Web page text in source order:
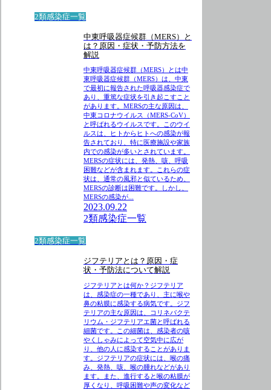
2類感染症一覧
中東呼吸器症候群（MERS）と
は？原因・症状・予防方法を
解説
中東呼吸器症候群（MERS）とは中
東呼吸器症候群（MERS）は、中東
で最初に報告された呼吸器感染症で
あり、重篤な症状を引き起こすこと
があります。MERSの主な原因は、
中東コロナウイルス（MERS-CoV）
と呼ばれるウイルスです。このウイ
ルスは、ヒトからヒトへの感染が報
告されており、特に医療施設や家族
内での感染が多いとされています。
MERSの症状には、発熱、咳、呼吸
困難などが含まれます。これらの症
状は、通常の風邪と似ているため、
MERSの診断は困難です。しかし、
MERSの感染が...
2023.09.22
2類感染症一覧
2類感染症一覧
ジフテリアとは？原因・症
状・予防法について解説
ジフテリアとは何か？ジフテリア
は、感染症の一種であり、主に喉や
鼻の粘膜に感染する病気です。ジフ
テリアの主な原因は、コリネバクテ
リウム・ジフテリアエ菌と呼ばれる
細菌です。この細菌は、感染者の咳
やくしゃみによって空気中に広が
り、他の人に感染することがありま
す。ジフテリアの症状には、喉の痛
み、発熱、咳、喉の腫れなどがあり
ます。また、進行すると喉の粘膜が
厚くなり、呼吸困難や声の変化など